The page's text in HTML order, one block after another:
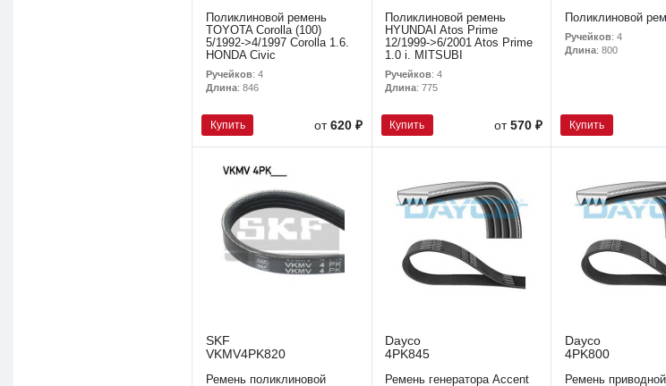
Поликлиновой ремень
TOYOTA Corolla (100)
5/1992->4/1997 Corolla 1.6.
HONDA Civic
Ручейков: 4
Длина: 846
Купить от620 ₽
Поликлиновой ремень
HYUNDAI Atos Prime
12/1999->6/2001 Atos Prime
1.0 i. MITSUBI
Ручейков: 4
Длина: 775
Купить от 570 ₽
Поликлиновой
Ручейков: 4
Длина: 800
Купить
SKF
VKMV4PK820
Ремень поликлиновой
Dayco
4PK845
Ремень генератора Accent
Dayco
4PK800
Ремень приводной